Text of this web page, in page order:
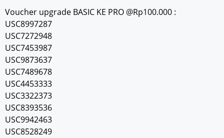
Voucher upgrade BASIC KE PRO @Rp100.000 :
USC8997287
USC7272948
USC7453987
USC9873637
USC7489678
USC4453333
USC3322373
USC8393536
USC9942463
USC8528249